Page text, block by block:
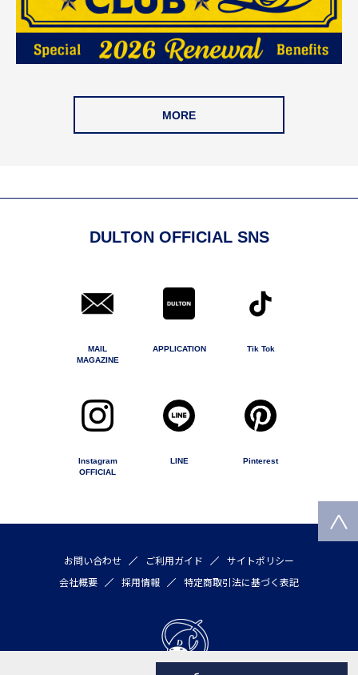
MORE
DULTON OFFICIAL SNS
MAIL
MAGAZINE
APPLICATION Tik Tok
Instagram
OFFICIAL
LINE Pinterest
お問い合わせ ご利用ガイド
サイトポリシー
会社概要
採用情報 特定商取引法に基づく表記